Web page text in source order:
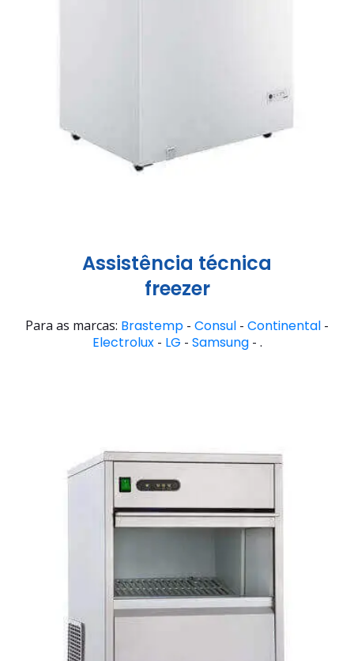
Assistência técnica
freezer
Para as marcas: Brastemp - Consul - Continental -
Electrolux- LG - Samsung- .